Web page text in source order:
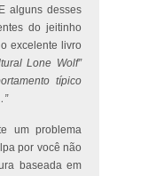
alguns desses
do jeitinho
excelente livro
Lone Wolf”
típico
um problema
por você não
baseada em